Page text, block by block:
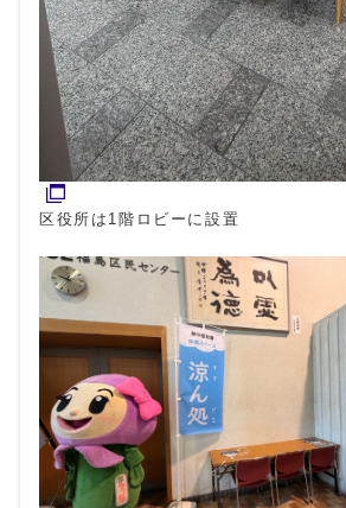
区役所は1階ロビーに設置